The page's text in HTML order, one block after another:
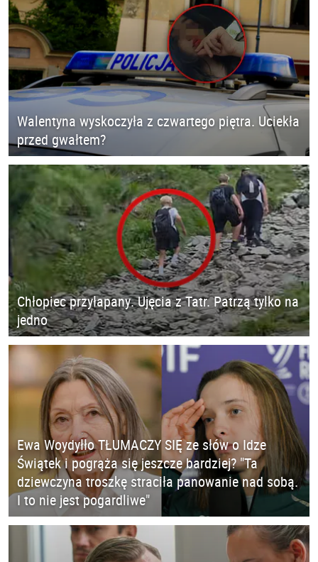
Walentyna wyskoczyła z czwartego piętra. Uciekła
przed gwałtem?
Chłopiec przyłapany. Ujęcia z Tatr. Patrzą tylko na
jedno
Ewa Woydyłło TŁUMACZY SIĘ ze słów o Idze
Świątek i pogrąża się jeszcze bardziej? "Ta
dziewczyna troszkę straciła panowanie nad sobą.
I to nie jest pogardliwe"